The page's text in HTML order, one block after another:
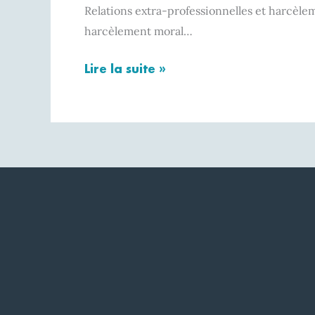
Relations extra-professionnelles et
harcèlement moral…
Lire la suite »